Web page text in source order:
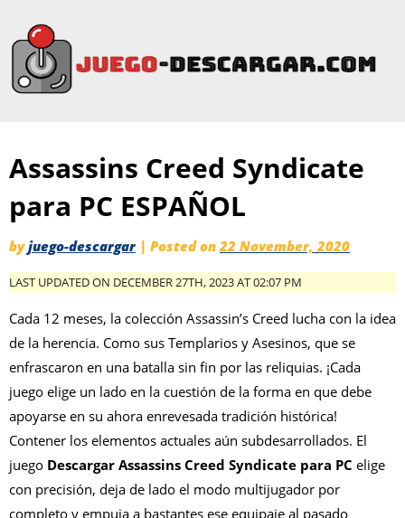
Assassins Creed Syndicate
para PC ESPAÑOL
byjuego-descargar | Posted on 22 November, 2020
LAST UPDATED ON DECEMBER 27TH, 2023 AT 02:07 PM
Cada 12 meses, la colección Assassin’s Creed lucha con la idea
de la herencia. Como sus Templarios y Asesinos, que se
enfrascaron en una batalla sin fin por las reliquias. ¡Cada
juego elige un lado en la cuestión de la forma en que debe
apoyarse en su ahora enrevesada tradición histórica!
Contener los elementos actuales aún subdesarrollados. El
juego Descargar Assassins Creed Syndicate para PC elige
con precisión, deja de lado el modo multijugador por
completo y empuja a bastantes ese equipaje al pasado